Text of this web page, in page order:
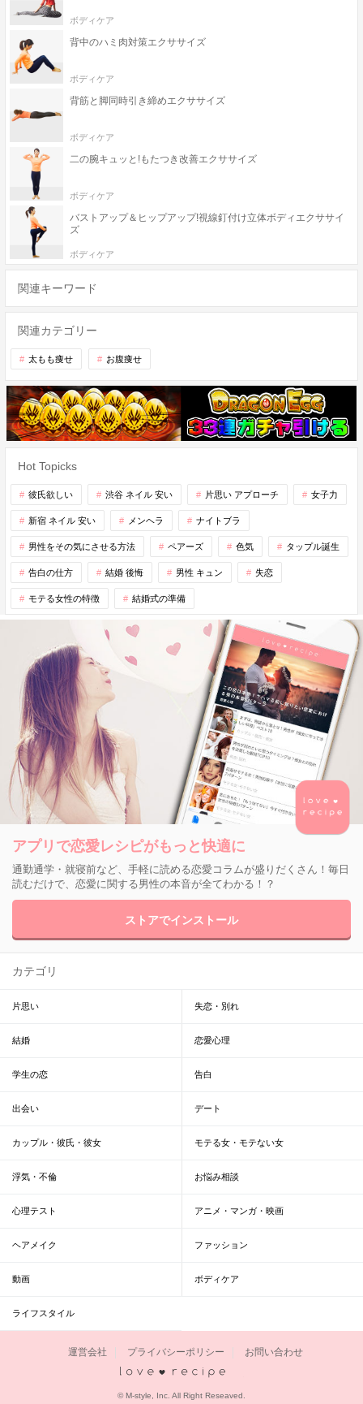
ボディケア
背中のハミ肉対策エクササイズ
ボディケア
背筋と脚同時引き締めエクササイズ
ボディケア
二の腕キュッと!もたつき改善エクササイズ
ボディケア
バストアップ＆ヒップアップ!視線釘付け立体ボディエクササイ
ズ
ボディケア
関連キーワード
関連カテゴリー
太もも痩せ お腹痩せ
Hot Topicks
彼氏欲しい 渋谷 ネイル 安い 片思い アプローチ 女子力
新宿 ネイル 安い メンヘラ ナイトブラ
男性をその気にさせる方法 ペアーズ 色気 タップル誕生
告白の仕方 結婚 後悔 男性 キュン 失恋
モテる女性の特徴 結婚式の準備
アプリで恋愛レシピがもっと快適に
通勤通学・就寝前など、手軽に読める恋愛コラムが盛りだくさん！毎日
読むだけで、恋愛に関する男性の本音が全てわかる！？
ストアでインストール
カテゴリ
片思い 失恋・別れ
結婚 恋愛心理
学生の恋 告白
出会い デート
カップル・彼氏・彼女 モテる女・モテない女
浮気・不倫 お悩み相談
心理テスト アニメ・マンガ・映画
ヘアメイク ファッション
動画 ボディケア
ライフスタイル
運営会社 プライバシーポリシー お問い合わせ
© M-style, Inc. All Right Reseaved.